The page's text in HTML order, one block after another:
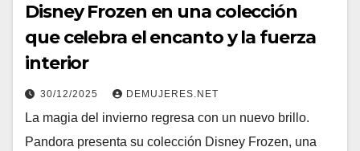
Disney Frozen en una colección
que celebra el encanto y la fuerza
interior
30/12/2025 DEMUJERES.NET
La magia del invierno regresa con un nuevo brillo.
Pandora presenta su colección Disney Frozen, una